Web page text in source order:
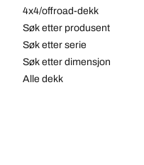
4x4/offroad-dekk
Søk etter produsent
Søk etter serie
Søk etter dimensjon
Alle dekk